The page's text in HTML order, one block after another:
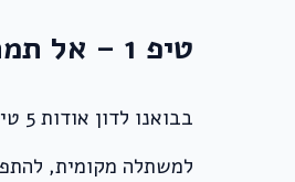
טיפ 1 – אל תמתינו לתוצאה מידית
בבואנו לדון אודות 5 טיפים
למשתלה מקומית,